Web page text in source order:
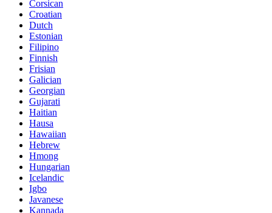
Corsican
Croatian
Dutch
Estonian
Filipino
Finnish
Frisian
Galician
Georgian
Gujarati
Haitian
Hausa
Hawaiian
Hebrew
Hmong
Hungarian
Icelandic
Igbo
Javanese
Kannada